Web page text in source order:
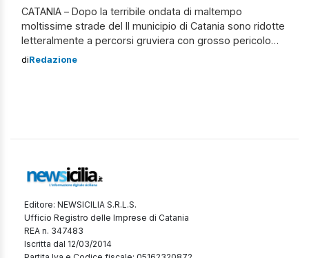
CATANIA – Dopo la terribile ondata di maltempo
moltissime strade del II municipio di Catania sono ridotte
letteralmente a percorsi gruviera con grosso pericolo
per la sicurezza del traffico e l’incolumità degli
diRedazione
Editore: NEWSICILIA S.R.L.S.
Ufficio Registro delle Imprese di Catania
REA n. 347483
Iscritta dal 12/03/2014